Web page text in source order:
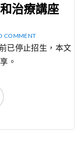
治療講座
COMMENT
。